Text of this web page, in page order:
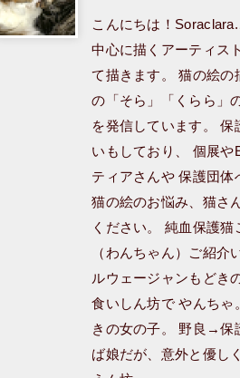
こんにちは！
中心に描くアーティス
て描きます。 猫の絵の
の「そら」「くらら」
を発信しています。
いもしており、 個展や
ティアさんや 保護団体
猫の絵のお悩み、猫さ
ください。 純血保護
（わんちゃん）ご紹介
ルウェージャンもどき
食いしん坊で やんちゃ
きの女の子。 野良→保
ば娘だが、意外と優し